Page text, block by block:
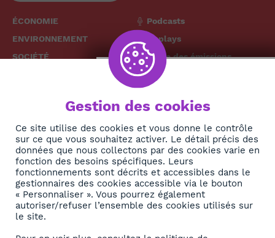
ÉCONOMIE
ENVIRONNEMENT
SOCIÉTÉ
DIASPORA
REJOIGNEZ-NOUS
Podcasts
Replays
Grille des émissions
À propos
The African
News Hub
NEWSLETTER
S'abonner
Gestion des cookies
Ce site utilise des cookies et vous donne le contrôle
sur ce que vous souhaitez activer. Le détail précis des
données que nous collectons par des cookies varie en
fonction des besoins spécifiques. Leurs
fonctionnements sont décrits et accessibles dans le
gestionnaires des cookies accessible via le bouton
« Personnaliser ». Vous pourrez également
autoriser/refuser l’ensemble des cookies utilisés sur
le site.